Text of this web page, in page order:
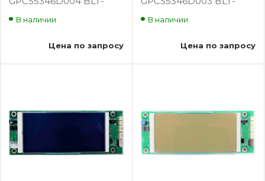
В наличии
Цена по запросу
В наличии
Цена по запросу